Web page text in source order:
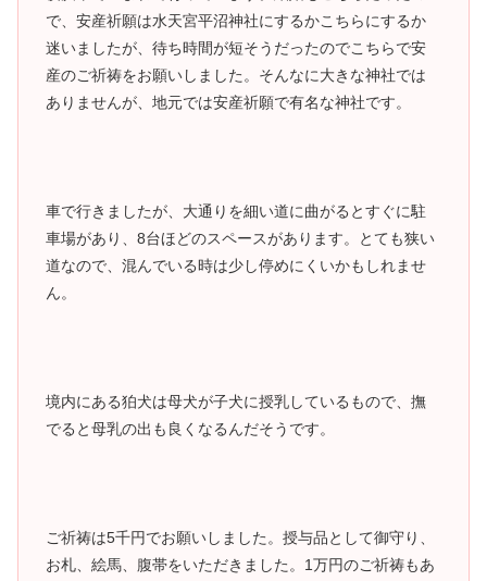
で、安産祈願は水天宮平沼神社にするかこちらにするか
迷いましたが、待ち時間が短そうだったのでこちらで安
産のご祈祷をお願いしました。そんなに大きな神社では
ありませんが、地元では安産祈願で有名な神社です。
車で行きましたが、大通りを細い道に曲がるとすぐに駐
車場があり、8台ほどのスペースがあります。とても狭い
道なので、混んでいる時は少し停めにくいかもしれませ
ん。
境内にある狛犬は母犬が子犬に授乳しているもので、撫
でると母乳の出も良くなるんだそうです。
ご祈祷は5千円でお願いしました。授与品として御守り、
お札、絵馬、腹帯をいただきました。1万円のご祈祷もあ